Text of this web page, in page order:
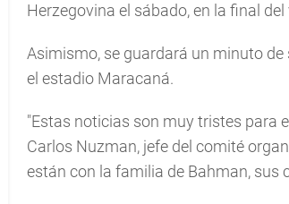
Herzegovina el sábado, en la final
Asimismo, se guardará un minuto
el estadio Maracaná.
"Estas noticias son muy tristes para
Carlos Nuzman, jefe del comité
están con la familia de Bahman, sus